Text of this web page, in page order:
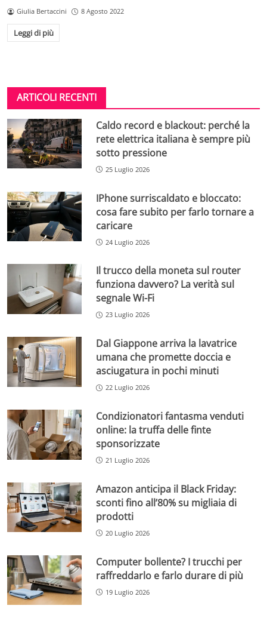
Giulia Bertaccini 8 Agosto 2022
Leggi di più
ARTICOLI RECENTI
Caldo record e blackout: perché la
rete elettrica italiana è sempre più
sotto pressione
25 Luglio 2026
IPhone surriscaldato e bloccato:
cosa fare subito per farlo tornare a
caricare
24 Luglio 2026
Il trucco della moneta sul router
funziona davvero? La verità sul
segnale Wi-Fi
23 Luglio 2026
Dal Giappone arriva la lavatrice
umana che promette doccia e
asciugatura in pochi minuti
22 Luglio 2026
Condizionatori fantasma venduti
online: la truffa delle finte
sponsorizzate
21 Luglio 2026
Amazon anticipa il Black Friday:
sconti fino all’80% su migliaia di
prodotti
20 Luglio 2026
Computer bollente? I trucchi per
raffreddarlo e farlo durare di più
19 Luglio 2026